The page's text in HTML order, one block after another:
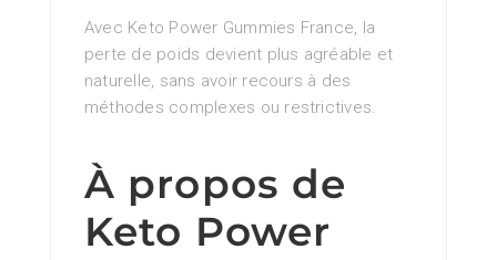
Avec Keto Power Gummies France, la
perte de poids devient plus agréable et
naturelle, sans avoir recours à des
méthodes complexes ou restrictives.
À propos de
Keto Power